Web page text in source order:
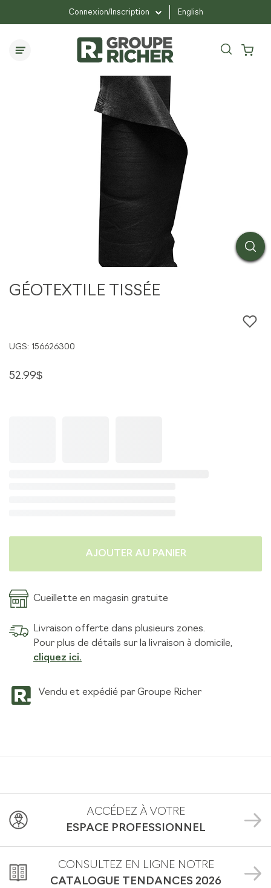
Connexion/Inscription English
Géotextile TISSÉE
Géotextile
GÉOTEXTILE TISSÉE
UGS: 156626300
52.99$
AJOUTER AU PANIER
Cueillette en magasin gratuite
Livraison offerte dans plusieurs zones.
Pour plus de détails sur la livraison à domicile,
cliquez ici.
Vendu et expédié par Groupe Richer
ACCÉDEZ À VOTRE
ESPACE PROFESSIONNEL
CONSULTEZ EN LIGNE NOTRE
CATALOGUE TENDANCES 2026